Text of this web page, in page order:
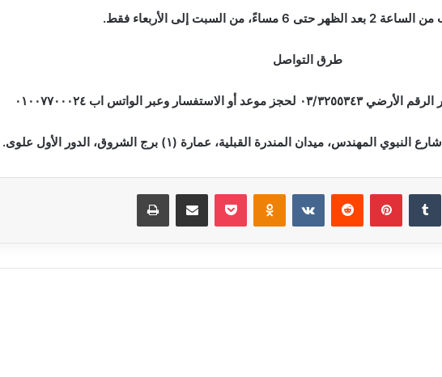
من السبت إلى الأربعاء فقط.
طرق التواصل
وعبر الواتس اب ٠١٠٠٧٧٠٠٠٢٤
ميدان المندرة القبلية، عمارة (١) برج الشروق، الدور الأول علوى.
‏Tumblr بينتيريست ‏Reddit
‏VKontakte
Odnoklassniki بوكيت مشاركة عبر البريد طباعة